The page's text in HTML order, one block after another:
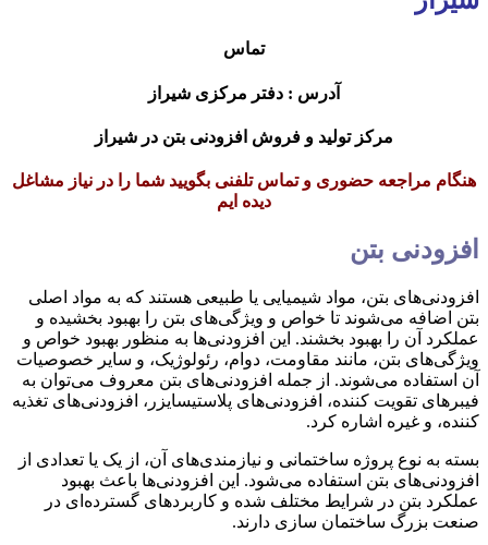
تماس
آدرس : دفتر مرکزی شیراز
مرکز تولید و فروش افزودنی بتن در شیراز
هنگام مراجعه حضوری و تماس تلفنی بگویید شما را در نیاز مشاغل
دیده ایم
افزودنی بتن
افزودنی‌های بتن، مواد شیمیایی یا طبیعی هستند که به مواد اصلی
بتن اضافه می‌شوند تا خواص و ویژگی‌های بتن را بهبود بخشیده و
عملکرد آن را بهبود بخشند. این افزودنی‌ها به منظور بهبود خواص و
ویژگی‌های بتن، مانند مقاومت، دوام، رئولوژیک، و سایر خصوصیات
آن استفاده می‌شوند. از جمله افزودنی‌های بتن معروف می‌توان به
فیبر‌های تقویت کننده، افزودنی‌های پلاستیسایزر، افزودنی‌های تغذیه
کننده، و غیره اشاره کرد.
بسته به نوع پروژه ساختمانی و نیازمندی‌های آن، از یک یا تعدادی از
افزودنی‌های بتن استفاده می‌شود. این افزودنی‌ها باعث بهبود
عملکرد بتن در شرایط مختلف شده و کاربردهای گسترده‌ای در
صنعت بزرگ ساختمان سازی دارند.